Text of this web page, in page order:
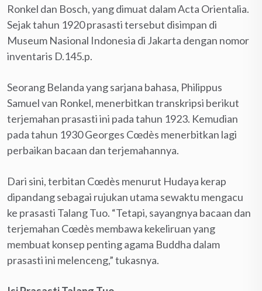
Ronkel dan Bosch, yang dimuat dalam Acta Orientalia.
Sejak tahun 1920 prasasti tersebut disimpan di
Museum Nasional Indonesia di Jakarta dengan nomor
inventaris D.145.p.
Seorang Belanda yang sarjana bahasa, Philippus
Samuel van Ronkel, menerbitkan transkripsi berikut
terjemahan prasasti ini pada tahun 1923. Kemudian
pada tahun 1930 Georges Cœdès menerbitkan lagi
perbaikan bacaan dan terjemahannya.
Dari sini, terbitan Cœdès menurut Hudaya kerap
dipandang sebagai rujukan utama sewaktu mengacu
ke prasasti Talang Tuo. “Tetapi, sayangnya bacaan dan
terjemahan Cœdès membawa kekeliruan yang
membuat konsep penting agama Buddha dalam
prasasti ini melenceng,” tukasnya.